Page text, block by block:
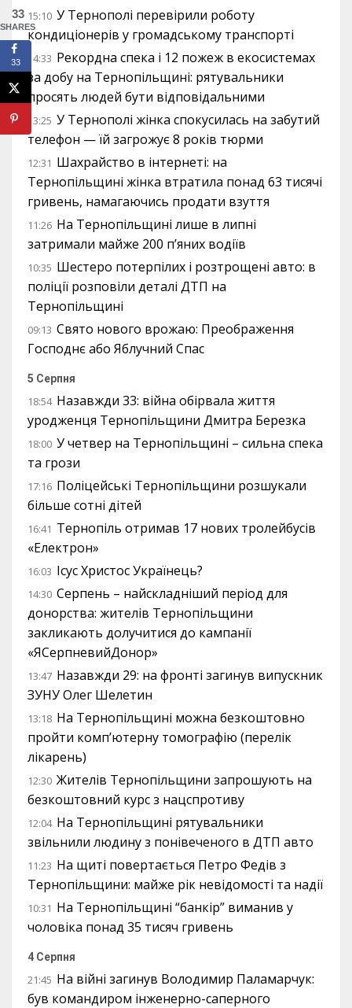
15:10 У Тернополі перевірили роботу
кондиціонерів у громадському транспорті
14:33 Рекордна спека і 12 пожеж в екосистемах
за добу на Тернопільщині: рятувальники
просять людей бути відповідальними
13:25 У Тернополі жінка спокусилась на забутий
телефон — їй загрожує 8 років тюрми
12:31 Шахрайство в інтернеті: на
Тернопільщині жінка втратила понад 63 тисячі
гривень, намагаючись продати взуття
11:26 На Тернопільщині лише в липні
затримали майже 200 п’яних водіїв
10:35 Шестеро потерпілих і розтрощені авто: в
поліції розповіли деталі ДТП на
Тернопільщині
09:13 Свято нового врожаю: Преображення
Господнє або Яблучний Спас
5 Серпня
18:54 Назавжди 33: війна обірвала життя
уродженця Тернопільщини Дмитра Березка
18:00 У четвер на Тернопільщині – сильна спека
та грози
17:16 Поліцейські Тернопільщини розшукали
більше сотні дітей
16:41 Тернопіль отримав 17 нових тролейбусів
«Електрон»
16:03 Ісус Христос Українець?
14:30 Серпень – найскладніший період для
донорства: жителів Тернопільщини
закликають долучитися до кампанії
«ЯСерпневийДонор»
13:47 Назавжди 29: на фронті загинув випускник
ЗУНУ Олег Шелетин
13:18 На Тернопільщині можна безкоштовно
пройти комп’ютерну томографію (перелік
лікарень)
12:30 Жителів Тернопільщини запрошують на
безкоштовний курс з нацспротиву
12:04 На Тернопільщині рятувальники
звільнили людину з понівеченого в ДТП авто
11:23 На щиті повертається Петро Федів з
Тернопільщини: майже рік невідомості та надії
10:31 На Тернопільщині “банкір” виманив у
чоловіка понад 35 тисяч гривень
4 Серпня
21:45 На війні загинув Володимир Паламарчук:
був командиром інженерно-саперного
33
SHARES
33